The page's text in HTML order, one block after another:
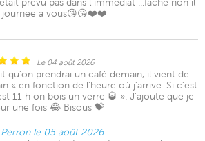
journee a vous😘😘❤️❤️
Le 04 août 2026
qu’on prendrai un café demain, il vient de
« en fonction de l’heure où j’arrive. Si c’est
11 h on bois un verre 🥃 ». J’ajoute que je
une fois 😂 Bisous 💝
le 05 août 2026